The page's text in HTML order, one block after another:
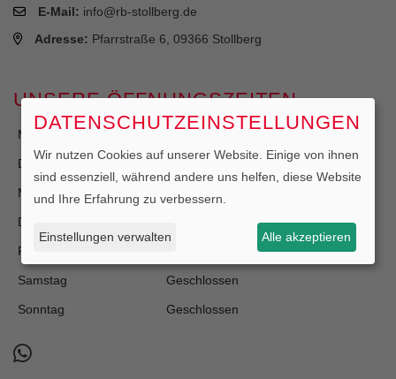
E-Mail: info@rb-stollberg.de
Adresse: Pfarrstraße 6, 09366 Stollberg
UNSERE ÖFFNUNGSZEITEN
Montag 09:00 - 15:00 Uhr
Dienstag 14:00 - 18:00 Uhr
Mittwoch 09:00 - 15:00 Uhr
Donnerstag 14:00 - 18:00 Uhr
Freitag 09:00 - 15:00 Uhr
Samstag Geschlossen
Sonntag Geschlossen
DATENSCHUTZEINSTELLUNGEN
Wir nutzen Cookies auf unserer Website. Einige von ihnen
sind essenziell, während andere uns helfen, diese Website
und Ihre Erfahrung zu verbessern.
Einstellungen verwalten Alle akzeptieren